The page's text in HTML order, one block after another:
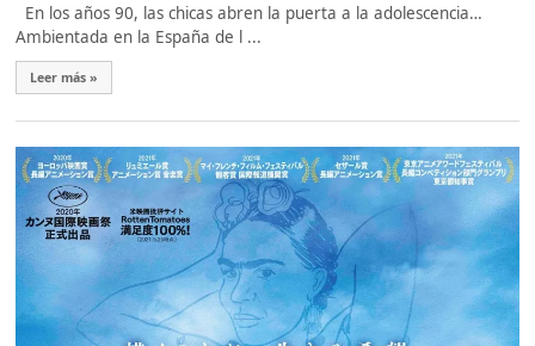
En los años 90, las chicas abren la puerta a la adolescencia…
Ambientada en la España de l ...
Leer más »